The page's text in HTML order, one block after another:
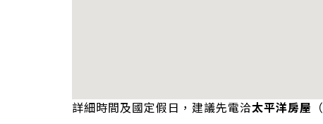
詳細時間及國定假日，建議先電洽太平洋房屋 （